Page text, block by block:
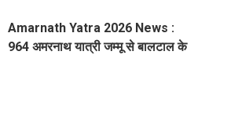
Amarnath Yatra 2026 News :
964 अमरनाथ यात्री जम्मू से बालटाल के